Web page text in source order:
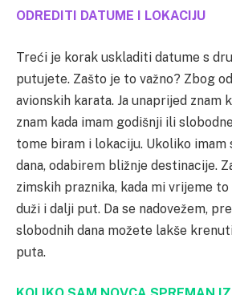
ODREDITI DATUME I LOKACIJU
Treći je korak uskladiti datume s
putujete. Zašto je to važno? Zbog
avionskih karata. Ja unaprijed znam
znam kada imam godišnji ili
tome biram i lokaciju. Ukoliko imam
dana, odabirem bližnje destinacije.
zimskih praznika, kada mi vrijeme
duži i dalji put. Da se nadovežem,
slobodnih dana možete lakše
puta.